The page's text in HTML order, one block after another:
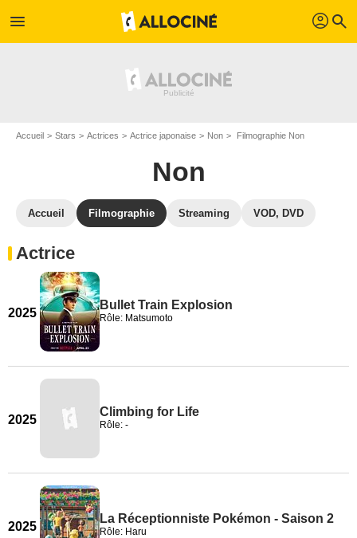
menu profil search
Accueil Stars Actrices Actrice japonaise Non Filmographie Non
Non
Accueil Filmographie Streaming VOD, DVD
Actrice
2025
Bullet Train Explosion
Rôle: Matsumoto
2025
Climbing for Life
Rôle: -
2025
La Réceptionniste Pokémon - Saison 2
Rôle: Haru